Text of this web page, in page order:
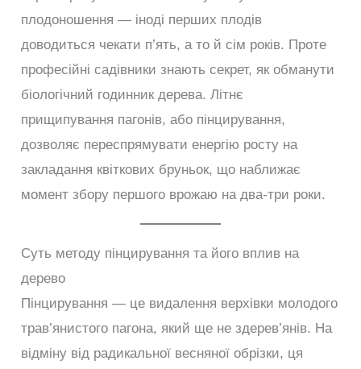
плодоношення — іноді перших плодів
доводиться чекати п’ять, а то й сім років. Проте
професійні садівники знають секрет, як обманути
біологічний годинник дерева. Літнє
прищипування пагонів, або пінцирування,
дозволяє переспрямувати енергію росту на
закладання квіткових бруньок, що наближає
момент збору першого врожаю на два-три роки.
Суть методу пінцирування та його вплив на
дерево
Пінцирування — це видалення верхівки молодого
трав’янистого пагона, який ще не здерев’янів. На
відміну від радикальної весняної обрізки, ця